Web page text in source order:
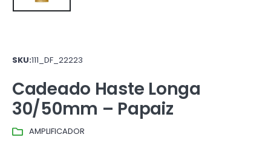
SKU:111_DF_22223
Cadeado Haste Longa
30/50mm – Papaiz
AMPLIFICADOR